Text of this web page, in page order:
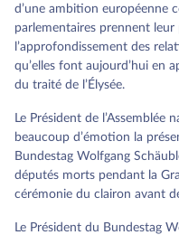
d’une ambition européenne
parlementaires prennent
l’approfondissement des
qu’elles font aujourd’hui en
du traité de l’Élysée.
Le Président de l’Assemblée
beaucoup d’émotion la
Bundestag Wolfgang
députés morts pendant la
cérémonie du clairon avant
Le Président du Bundestag